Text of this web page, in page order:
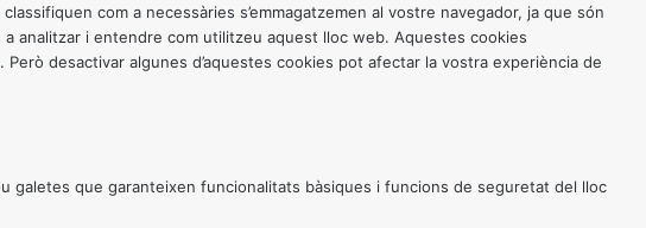
com a necessàries s’emmagatzemen al vostre navegador, ja que són
analitzar i entendre com utilitzeu aquest lloc web. Aquestes cookies
desactivar algunes d’aquestes cookies pot afectar la vostra experiència de
galetes que garanteixen funcionalitats bàsiques i funcions de seguretat del lloc